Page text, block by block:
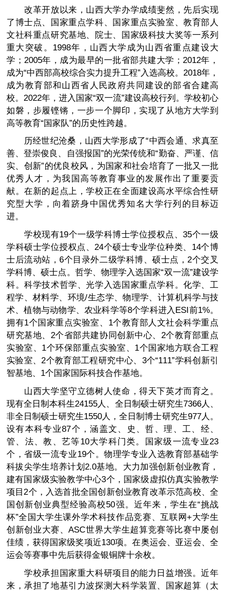
改革开放以来，山西大学办学成绩斐然，先后实现
了博士点、国家重点学科、国家重点实验室、教育部人
文社科重点研究基地、院士、国家级科技大奖等一系列
重大突破。1998年，山西大学成为山西省重点建设大
学；2005年，成为最早的一批省部共建大学；2012年，
成为“中西部高校综合实力提升工程”入选高校。2018年，
成为教育部和山西省人民政府共同建设的部省合建高
校。2022年，进入国家“双一流”建设高校行列。学校初心
如磐，步履铿锵，一步一个脚印，实现了从地方大学到
高等教育“国家队”的历史性跨越。
历经世纪沧桑，山西大学形成了“中西会通、求真至
善、登崇俊良、自强报国”的光荣传统和“勤奋、严谨、信
实、创新”的优良校风，为国家和社会培育了一批又一批
优秀人才，为我国高等教育事业的发展作出了重要贡
献。在新的起点上，学校正在全面建设高水平综合性研
究型大学，向着跻身中国优秀知名大学行列的目标迈
进。
学校现有19个一级学科博士学位授权点、35个一级
学科硕士学位授权点、24个硕士专业学位种类、14个博
士后流动站，6个目录外二级学科博、硕士点，2个交叉
学科博、硕士点。哲学、物理学入选国家“双一流”建设学
科。科学技术哲学、光学入选国家重点学科。化学、工
程学、材料学、环境/生态学、物理学、计算机科学与技
术、植物与动物学、农业科学等8个学科进入ESI前1%。
拥有1个国家重点实验室、1个教育部人文社会科学重点
研究基地、2个省部共建协同创新中心、2个教育部重点
实验室、1个环保部重点实验室、1个国家地方联合工程
实验室、2个教育部工程研究中心、3个“111”学科创新引
智基地、1个国家国际科技合作基地。
山西大学坚守立德树人使命，得天下英才而育之。
现有全日制本科生24155人、全日制硕士研究生7366人、
非全日制硕士研究生1550人，全日制博士研究生977人。
设有本科专业87个，涵盖文、史、哲、理、工、经、
管、法、教、艺等10大学科门类。国家级一流专业23
个，省级一流专业19个。物理学专业入选教育部基础学
科拔尖学生培养计划2.0基地。大力加强创新创业教育，
建有国家级实验教学中心3个，国家级虚拟仿真实验教学
项目2个，入选首批全国创新创业教育改革示范高校、全
国创新创业典型经验高校50强。近年来，学生在“挑战
杯”全国大学生课外学术科技作品竞赛、互联网+大学生
创新创业大赛、ASC世界大学生超算竞赛等比赛中屡创
佳绩，获得国家级奖项近130项。在奥运会、亚运会、全
运会等赛事中先后获得金银铜牌十余枚。
学校承担国家重大科研项目的能力日益增强。近年
来，承担了地基引力波探测大科学装置、国家超算（太